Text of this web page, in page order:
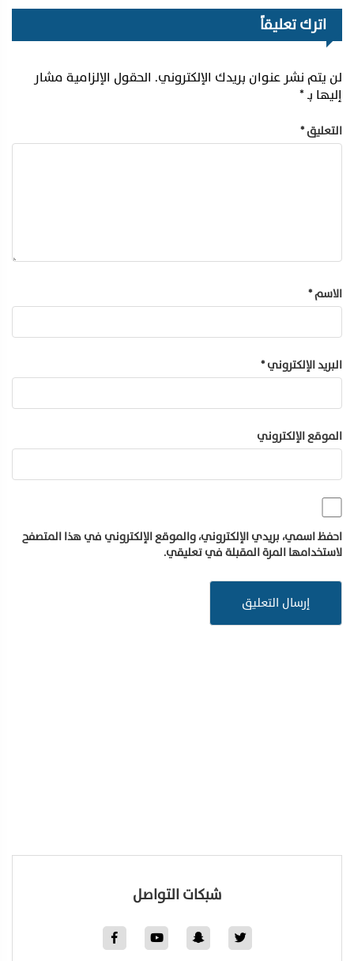
اترك تعليقاً
لن يتم نشر عنوان بريدك الإلكتروني. الحقول الإلزامية مشار
إليها بـ*
التعليق*
الاسم*
البريد الإلكتروني*
الموقع الإلكتروني
احفظ اسمي، بريدي الإلكتروني، والموقع الإلكتروني في هذا المتصفح
لاستخدامها المرة المقبلة في تعليقي.
شبكات التواصل